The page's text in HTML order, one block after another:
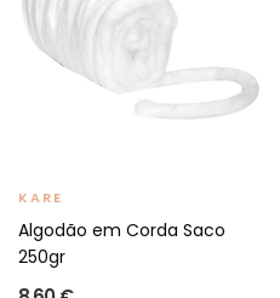
KARE
Algodão em Corda Saco
250gr